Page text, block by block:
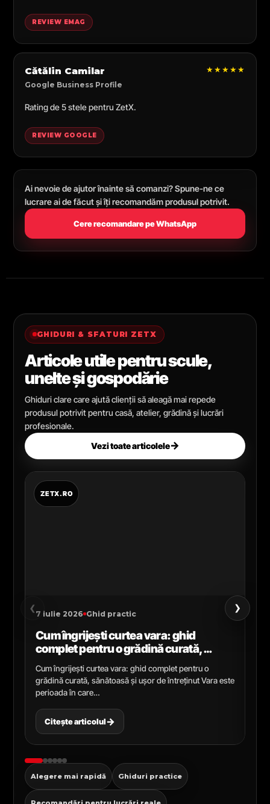
REVIEW EMAG
Cătălin Camilar
Google Business Profile
★★★★★
Rating de 5 stele pentru ZetX.
REVIEW GOOGLE
Ai nevoie de ajutor înainte să comanzi? Spune-ne ce
lucrare ai de făcut și îți recomandăm produsul potrivit.
Cere recomandare pe WhatsApp
GHIDURI & SFATURI ZETX
Articole utile pentru scule,
unelte și gospodărie
Ghiduri clare care ajută clienții să aleagă mai repede
produsul potrivit pentru casă, atelier, grădină și lucrări
profesionale.
Vezi toate articolele→
‹ 7 iulie 2026 Ghid practic
Cum îngrijești curtea vara: ghid
complet pentru o grădină curată,
sănătoasă și ușor de întreținut
Cum îngrijești curtea vara: ghid complet pentru o
grădină curată, sănătoasă și ușor de întreținut Vara este
perioada în care…
Citește articolul→
›
Alegere mai rapidă Ghiduri practice